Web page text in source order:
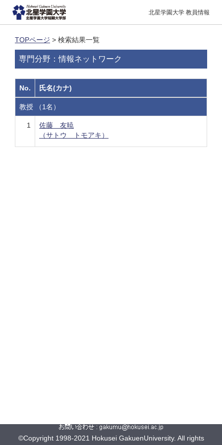
北星学園大学 教員情報
TOPページ > 検索結果一覧
専門分野：情報ネットワーク
No. 氏名(カナ)
教授 （1名）
1
佐藤 友暁
（サトウ トモアキ）
©Copyright 1998-2021 Hokusei GakuenUniversity. All rights